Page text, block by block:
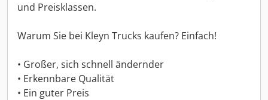
und Preisklassen.
Warum Sie bei Kleyn Trucks kaufen? Einfach!
• Großer, sich schnell ändernder
• Erkennbare Qualität
• Ein guter Preis